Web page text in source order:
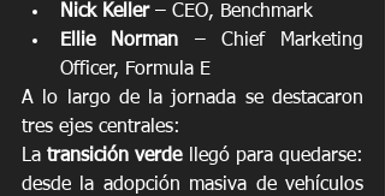
Nick Keller – CEO, Benchmark
Ellie Norman – Chief Marketing
Officer, Formula E
A lo largo de la jornada se destacaron
tres ejes centrales:
La transición verde llegó para quedarse:
desde la adopción masiva de vehículos